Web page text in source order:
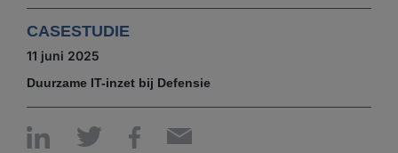
CASESTUDIE
11 juni 2025
Duurzame IT-inzet bij Defensie